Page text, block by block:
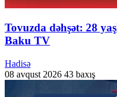
Tovuzda dəhşət: 28
Baku TV
Hadisə
08 avqust 2026 43 baxış